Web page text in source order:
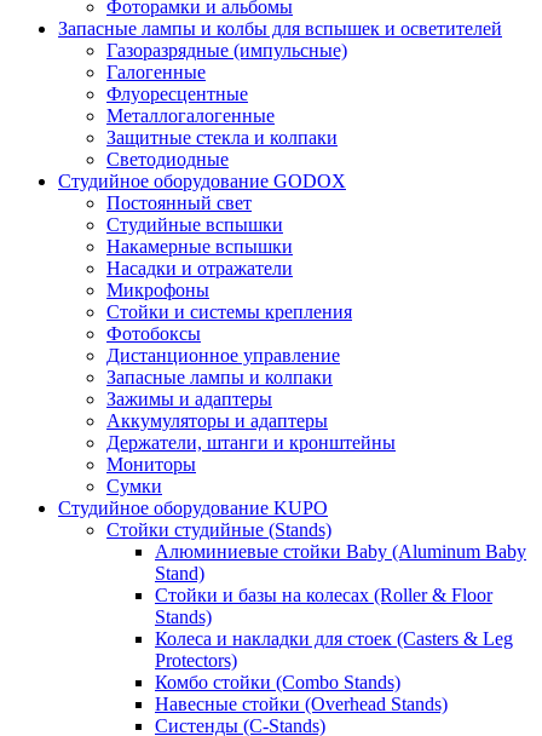
Фоторамки и альбомы
Запасные лампы и колбы для вспышек и осветителей
Газоразрядные (импульсные)
Галогенные
Флуоресцентные
Металлогалогенные
Защитные стекла и колпаки
Светодиодные
Студийное оборудование GODOX
Постоянный свет
Студийные вспышки
Накамерные вспышки
Насадки и отражатели
Микрофоны
Стойки и системы крепления
Фотобоксы
Дистанционное управление
Запасные лампы и колпаки
Зажимы и адаптеры
Аккумуляторы и адаптеры
Держатели, штанги и кронштейны
Мониторы
Сумки
Студийное оборудование KUPO
Стойки студийные (Stands)
Алюминиевые стойки Baby (Aluminum Baby
Stand)
Стойки и базы на колесах (Roller & Floor
Stands)
Колеса и накладки для стоек (Casters & Leg
Protectors)
Комбо стойки (Combo Stands)
Навесные стойки (Overhead Stands)
Систенды (C-Stands)